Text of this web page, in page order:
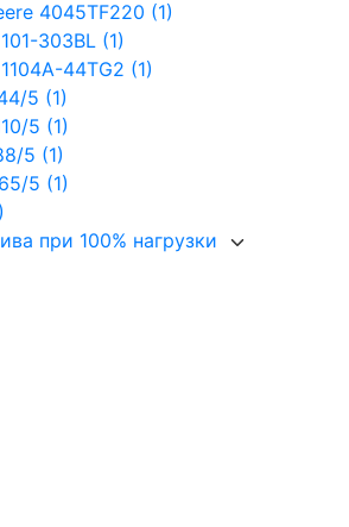
4045TF220 (1)
303BL (1)
44TG2 (1)
5 (1)
5 (1)
5 (1)
5 (1)
при 100% нагрузки